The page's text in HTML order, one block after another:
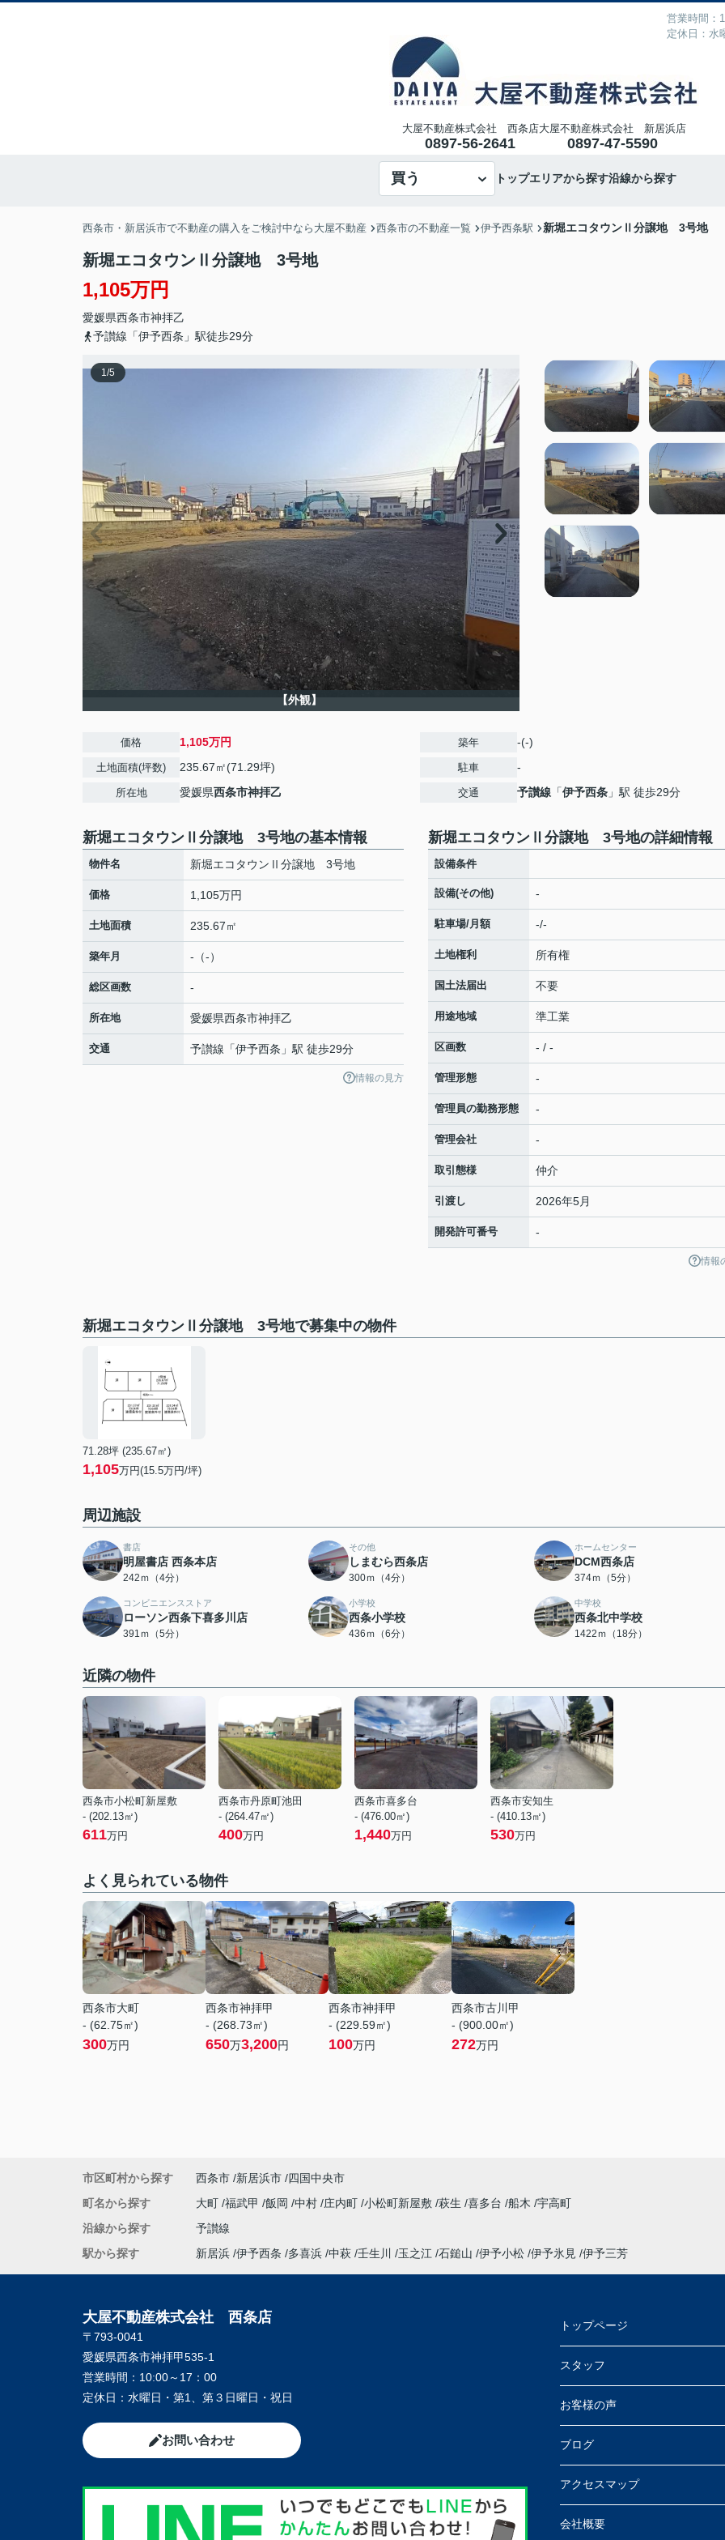
営業時間：
定休日：水
大屋不動産株式会社 西条店
0897-56-2641
大屋不動産株式会社 新居浜店
0897-47-5590
買う トップエリアから探す沿線から探す
西条市・新居浜市で不動産の購入をご検討中なら大屋不動産 西条市の不動産一覧 伊予西条駅 新堀エコタウンⅡ分譲地 3号地
新堀エコタウンⅡ分譲地 3号地
1,105万円
愛媛県西条市神拝乙
予讃線「伊予西条」駅徒歩29分
1/5
【外観】
価格 1,105万円
土地面積(坪数) 235.67㎡(71.29坪)
所在地 愛媛県西条市神拝乙
築年 -(-)
駐車 -
交通 予讃線 「伊予西条 」駅 徒歩29分
新堀エコタウンⅡ分譲地 3号地の基本情報
物件名 新堀エコタウンⅡ分譲地 3号地
価格 1,105万円
土地面積 235.67㎡
築年月 -（-）
総区画数 -
所在地 愛媛県西条市神拝乙
交通 予讃線 「伊予西条 」駅 徒歩29分
情報の見方
新堀エコタウンⅡ分譲地 3号地の詳細情報
設備条件
設備(その他) -
駐車場/月額 -/-
土地権利 所有権
国土法届出 不要
用途地域 準工業
区画数 - / -
管理形態 -
管理員の勤務形態 -
管理会社 -
取引態様 仲介
引渡し 2026年5月
開発許可番号 -
情報
新堀エコタウンⅡ分譲地 3号地で募集中の物件
71.28坪 (235.67㎡)
1,105万円(15.5万円/坪)
周辺施設
書店
明屋書店 西条本店
242ｍ（4分）
その他
しまむら西条店
300ｍ（4分）
ホームセンター
DCM西条店
374ｍ（5分）
コンビニエンスストア
ローソン西条下喜多川店
391ｍ（5分）
小学校
西条小学校
436ｍ（6分）
中学校
西条北中学校
1422ｍ（18分）
近隣の物件
西条市小松町新屋敷
- (202.13㎡)
611万円
西条市丹原町池田
- (264.47㎡)
400万円
西条市喜多台
- (476.00㎡)
1,440万円
西条市安知生
- (410.13㎡)
530万円
よく見られている物件
西条市大町
- (62.75㎡)
300万円
西条市神拝甲
- (268.73㎡)
650万3,200円
西条市神拝甲
- (229.59㎡)
100万円
西条市古川甲
- (900.00㎡)
272万円
市区町村から探す 西条市 新居浜市 四国中央市
町名から探す
大町 福武甲 飯岡 中村 庄内町 小松町新屋敷 萩生 喜多台 船木 宇高町
沿線から探す
予讃線
駅から探す
新居浜 伊予西条 多喜浜 中萩 壬生川 玉之江 石鎚山 伊予小松 伊予氷見 伊予三芳
大屋不動産株式会社 西条店
〒793-0041
愛媛県西条市神拝甲535-1
営業時間： 10:00～17：00
定休日： 水曜日・第1、第３日曜日・祝日
お問い合わせ
トップページ
スタッフ
お客様の声
ブログ
アクセスマップ
会社概要